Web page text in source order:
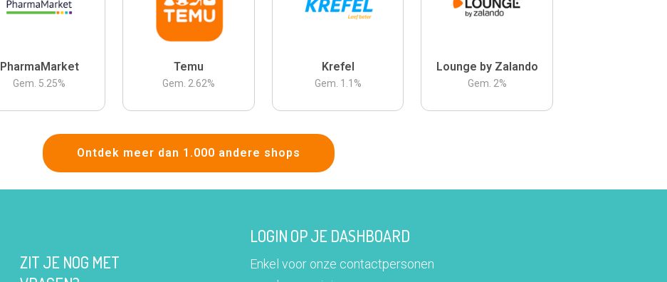
PharmaMarket
Gem. 5.25%
Temu
Gem. 2.62%
Krefel
Gem. 1.1 %
Lounge by Zalando
Gem. 2%
Ontdek meer dan 1.000 andere shops
ZIT JE NOG MET
LOGIN OP JE DASHBOARD
Enkel voor onze contactpersonen